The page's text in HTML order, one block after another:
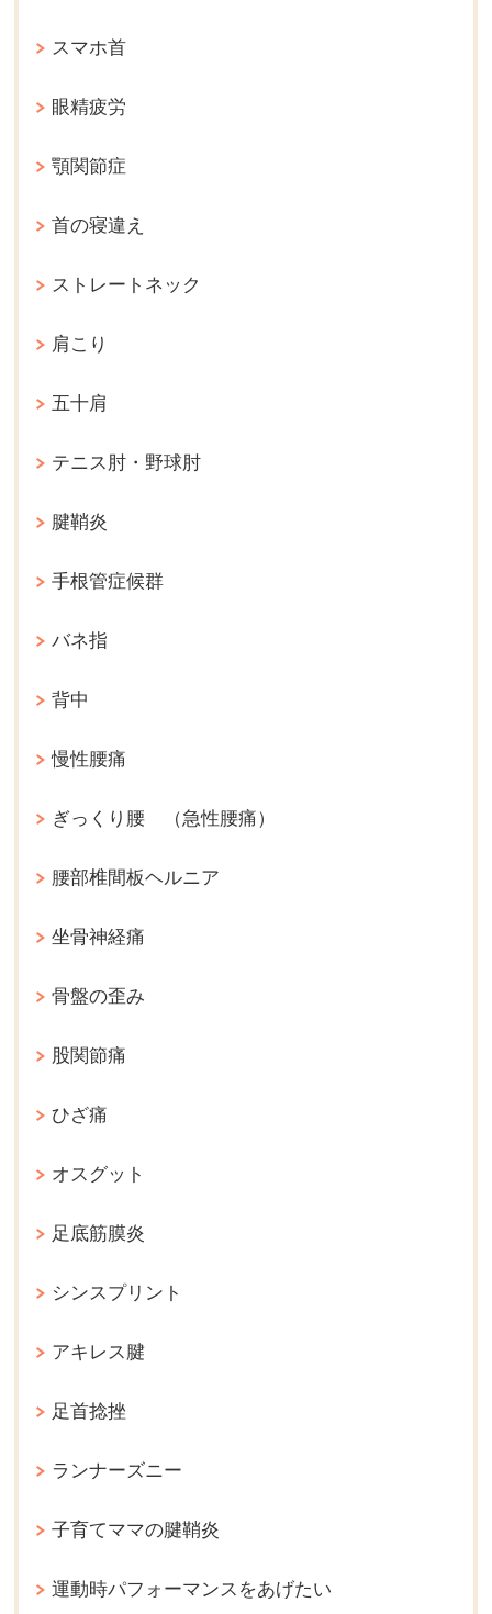
スマホ首
眼精疲労
顎関節症
首の寝違え
ストレートネック
肩こり
五十肩
テニス肘・野球肘
腱鞘炎
手根管症候群
バネ指
背中
慢性腰痛
ぎっくり腰 （急性腰痛）
腰部椎間板ヘルニア
坐骨神経痛
骨盤の歪み
股関節痛
ひざ痛
オスグット
足底筋膜炎
シンスプリント
アキレス腱
足首捻挫
ランナーズニー
子育てママの腱鞘炎
運動時パフォーマンスをあげたい